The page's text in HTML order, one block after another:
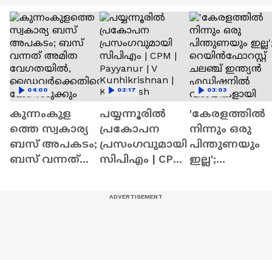
കുന്നംകുള
ത്തെ സ്വകാര്യ
ബസ് അപകടം;
ബസ് വന്നത്
04:00
പയ്യന്നൂരില്‍
പ്രകോപന
പ്രസംഗവുമായി
സിപിഎം | CPM
03:17
'കേരളത്തിൽ
നിന്നും ഒരു
പിന്തുണയും
ഇല്ല';
03:03